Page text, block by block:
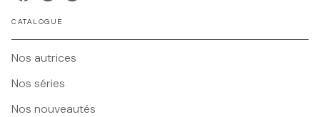
CATALOGUE
Nos autrices
Nos séries
Nos nouveautés